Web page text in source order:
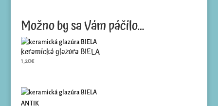
Možno by sa Vám páčilo…
keramická glazúra BIELA
1,20€